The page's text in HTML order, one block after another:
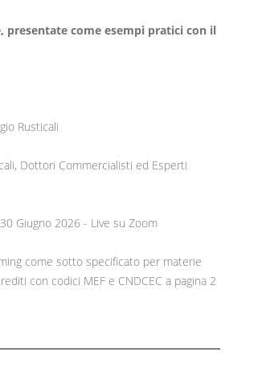
presentate come esempi pratici con il
Rusticali
Dottori Commercialisti ed Esperti
Giugno 2026 - Live su Zoom
come sotto specificato per materie
con codici MEF e CNDCEC a pagina 2